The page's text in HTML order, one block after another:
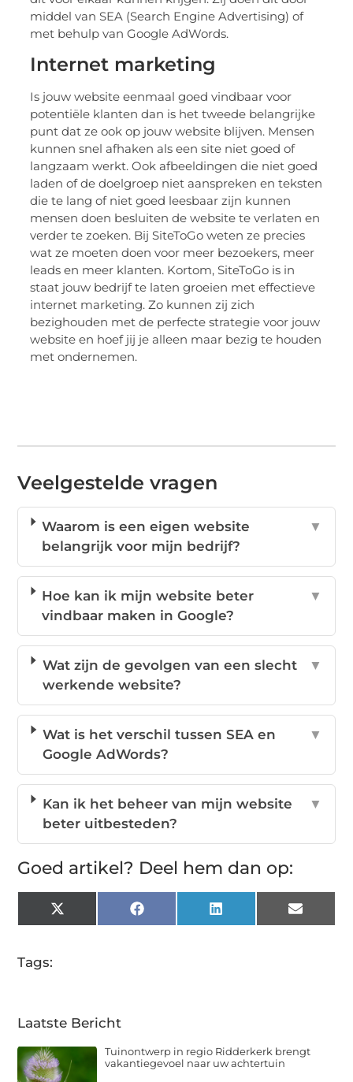
middel van SEA (Search Engine Advertising) of
met behulp van Google AdWords.
Internet marketing
Is jouw website eenmaal goed vindbaar voor
potentiële klanten dan is het tweede belangrijke
punt dat ze ook op jouw website blijven. Mensen
kunnen snel afhaken als een site niet goed of
langzaam werkt. Ook afbeeldingen die niet goed
laden of de doelgroep niet aanspreken en teksten
die te lang of niet goed leesbaar zijn kunnen
mensen doen besluiten de website te verlaten en
verder te zoeken. Bij SiteToGo weten ze precies
wat ze moeten doen voor meer bezoekers, meer
leads en meer klanten. Kortom, SiteToGo is in
staat jouw bedrijf te laten groeien met effectieve
internet marketing. Zo kunnen zij zich
bezighouden met de perfecte strategie voor jouw
website en hoef jij je alleen maar bezig te houden
met ondernemen.
Veelgestelde vragen
Waarom is een eigen website
belangrijk voor mijn bedrijf?
▼
Hoe kan ik mijn website beter
vindbaar maken in Google?
▼
Wat zijn de gevolgen van een slecht
werkende website?
▼
Wat is het verschil tussen SEA en
Google AdWords?
▼
Kan ik het beheer van mijn website
beter uitbesteden?
▼
Goed artikel? Deel hem dan op:
X
(Twitter)
Facebook LinkedIn Email
Tags:
Laatste Bericht
Tuinontwerp in regio Ridderkerk brengt
vakantiegevoel naar uw achtertuin